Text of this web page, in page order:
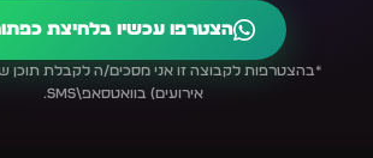
הצטרפו עכשיו בלחיצת
*בהצטרפות לקבוצה זו אני מסכים/ה לקבלת תוכן
אירועים) בוואטסאפ\SMS.